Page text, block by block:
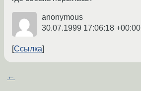
anonymous
30.07.1999 17:06:18 +00:00
Ссылка
←